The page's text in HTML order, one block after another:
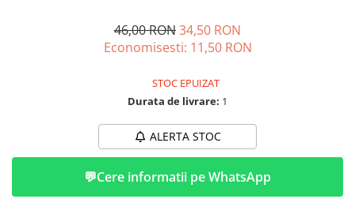
➔ Arora
46,00 RON34,50 RON
Economisesti: 11,50 RON
STOC EPUIZAT
Durata de livrare: 1
ALERTA STOC
💬Cere informatii pe WhatsApp